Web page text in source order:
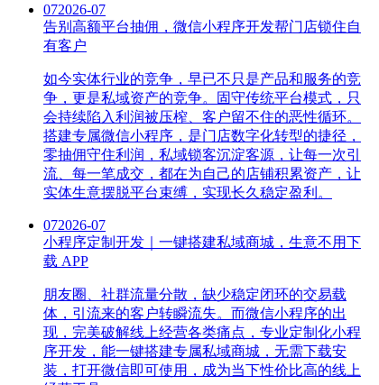
072026-07
告别高额平台抽佣，微信小程序开发帮门店锁住自
有客户
如今实体行业的竞争，早已不只是产品和服务的竞
争，更是私域资产的竞争。固守传统平台模式，只
会持续陷入利润被压榨、客户留不住的恶性循环。
搭建专属微信小程序，是门店数字化转型的捷径，
零抽佣守住利润，私域锁客沉淀客源，让每一次引
流、每一笔成交，都在为自己的店铺积累资产，让
实体生意摆脱平台束缚，实现长久稳定盈利。
072026-07
小程序定制开发｜一键搭建私域商城，生意不用下
载 APP
朋友圈、社群流量分散，缺少稳定闭环的交易载
体，引流来的客户转瞬流失。而微信小程序的出
现，完美破解线上经营各类痛点，专业定制化小程
序开发，能一键搭建专属私域商城，无需下载安
装，打开微信即可使用，成为当下性价比高的线上